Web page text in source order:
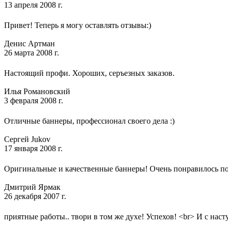
13 апреля 2008 г.
Привет! Теперь я могу оставлять отзывы:)
Денис Артман
26 марта 2008 г.
Настоящий профи. Хороших, серъезных заказов.
Илья Романовский
3 февраля 2008 г.
Отличные баннеры, профессионал своего дела :)
Сергей Jukov
17 января 2008 г.
Оригинальные и качественные баннеры! Очень понравилось
Дмитрий Ярмак
26 декабря 2007 г.
приятные работы.. твори в том же духе! Успехов! <br> И с